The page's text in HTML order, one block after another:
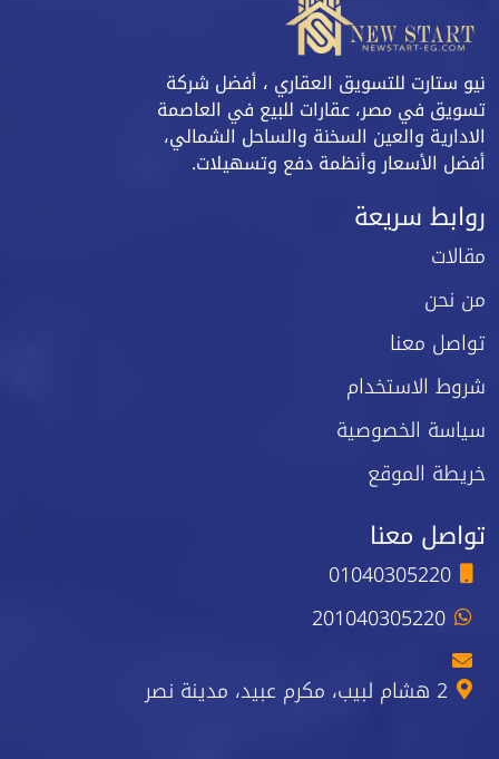
نيو ستارت للتسويق العقاري ، أفضل شركة
تسويق في مصر، عقارات للبيع في العاصمة
الادارية والعين السخنة والساحل الشمالي،
أفضل الأسعار وأنظمة دفع وتسهيلات.
روابط سريعة
مقالات
من نحن
تواصل معنا
شروط الاستخدام
سياسة الخصوصية
خريطة الموقع
تواصل معنا
01040305220
201040305220
2 هشام لبيب، مكرم عبيد، مدينة نصر